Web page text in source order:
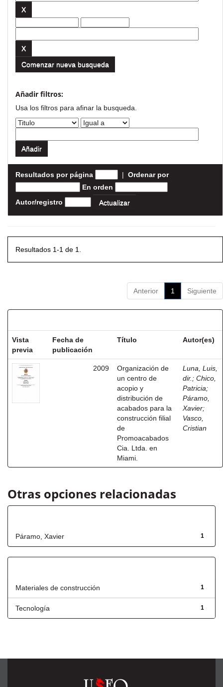
Comenzar nueva busqueda
Añadir filtros:
Usa los filtros para afinar la busqueda.
Resultados por página | Ordenar por
En orden
Autor/registro
Resultados 1-1 de 1.
Anterior 1 Siguiente
Vista
previa
Fecha de
publicación
Título Autor(es)
2009
Organización de
un centro de
acopio y
distribución de
acabados para la
construcción filial
de
Promoacabados
Cia. Ltda. en
Miami.
Luna, Luis,
dir. ; Chico,
Patricia;
Páramo,
Xavier;
Vasco,
Cristian
Otras opciones relacionadas
1
Páramo, Xavier
1
Materiales de construcción
1
Tecnología